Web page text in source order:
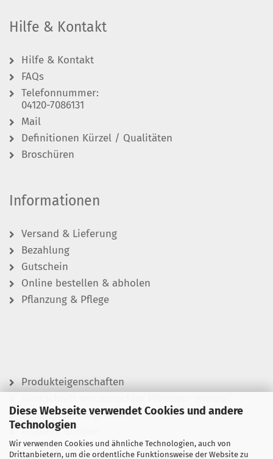
Diese Webseite verwendet Cookies und andere
Technologien
Wir verwenden Cookies und ähnliche Technologien, auch von
Drittanbietern, um die ordentliche Funktionsweise der Website zu
Hilfe & Kontakt
Hilfe & Kontakt
FAQs
Telefonnummer:
04120-7086131
Mail
Definitionen Kürzel / Qualitäten
Broschüren
Informationen
Versand & Lieferung
Bezahlung
Gutschein
Online bestellen & abholen
Pflanzung & Pflege
Produkteigenschaften
Wässern leicht gemacht
Pflanzen düngen